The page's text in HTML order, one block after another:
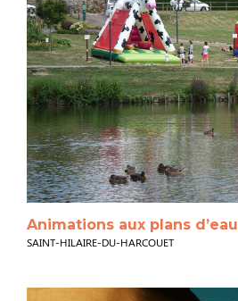
Animations aux plans d’eau
SAINT-HILAIRE-DU-HARCOUET